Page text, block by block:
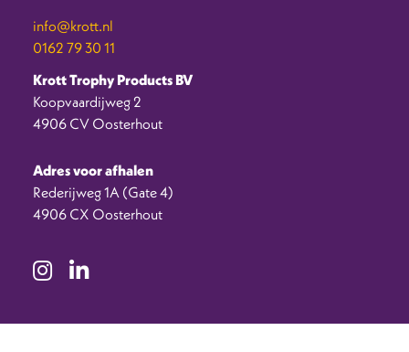
info@krott.nl
0162 79 30 11
Krott Trophy Products BV
Koopvaardijweg 2
4906 CV Oosterhout
Adres voor afhalen
Rederijweg 1A (Gate 4)
4906 CX Oosterhout